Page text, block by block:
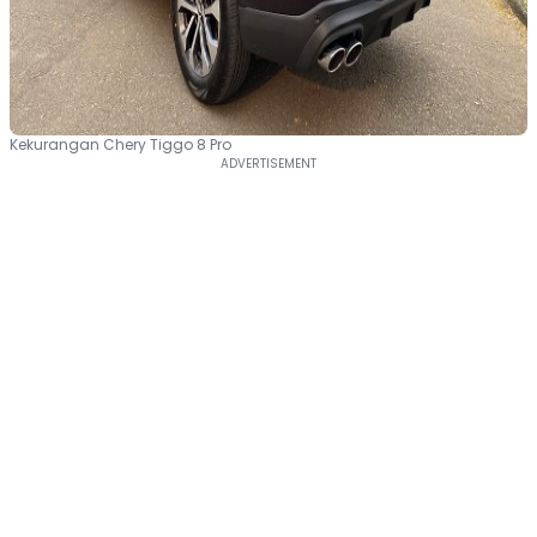
Kekurangan Chery Tiggo 8 Pro